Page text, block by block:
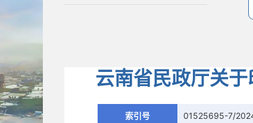
云南省民政厅关
索引号 01525695-7/